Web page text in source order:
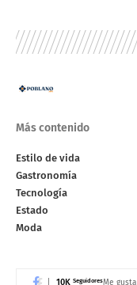
Más contenido
Estilo de vida
Gastronomía
Tecnología
Estado
Moda
10K SeguidoresMe gusta